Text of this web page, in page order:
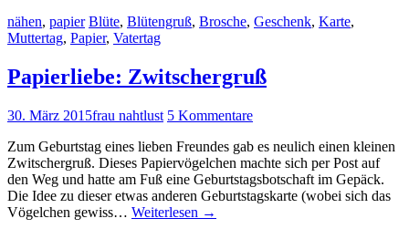
nähen, papier Blüte, Blütengruß, Brosche, Geschenk, Karte,
Muttertag, Papier, Vatertag
Papierliebe: Zwitschergruß
30. März 2015frau nahtlust 5 Kommentare
Zum Geburtstag eines lieben Freundes gab es neulich einen kleinen
Zwitschergruß. Dieses Papiervögelchen machte sich per Post auf
den Weg und hatte am Fuß eine Geburtstagsbotschaft im Gepäck.
Die Idee zu dieser etwas anderen Geburtstagskarte (wobei sich das
Vögelchen gewiss… Weiterlesen →